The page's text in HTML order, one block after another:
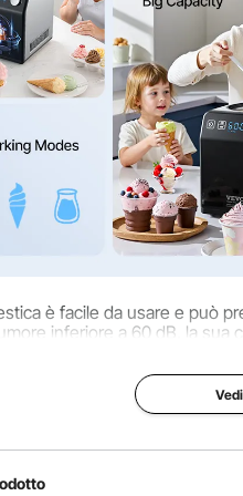
SUS430
per ingredienti SUS304
alluminio
13 kg/28,7
è facile da usare e può
inferiore a 60 dB, la sua